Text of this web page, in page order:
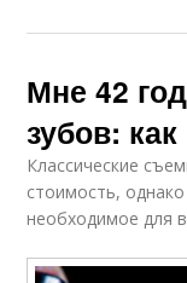
Мне 42
зубов:
Классические
стоимость,
необходимое для